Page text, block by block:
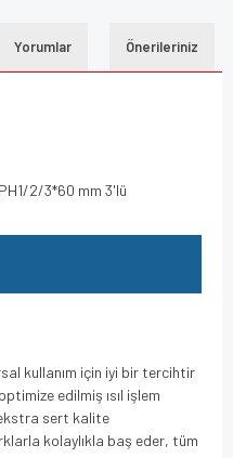
Yorumlar Önerileriniz
2/3*60 mm 3'lü
kullanım için iyi bir tercihtir
edilmiş ısıl işlem
sert kalite
kolaylıkla baş eder, tüm